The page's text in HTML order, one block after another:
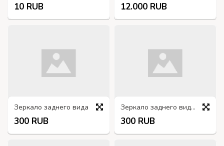
10 RUB 12.000 RUB
Зеркало заднего вида
300 RUB
Зеркало заднего вида 164-8201015-01
300 RUB